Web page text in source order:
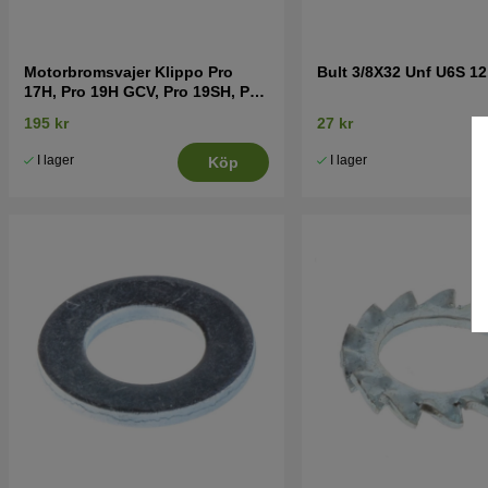
Motorbromsvajer Klippo Pro
17H, Pro 19H GCV, Pro 19SH, Pro
195 kr
I lager Köp
Bult 3/8X32 Unf U6S
27 kr
I lager